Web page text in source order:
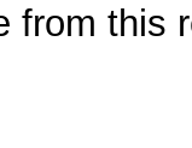
from this